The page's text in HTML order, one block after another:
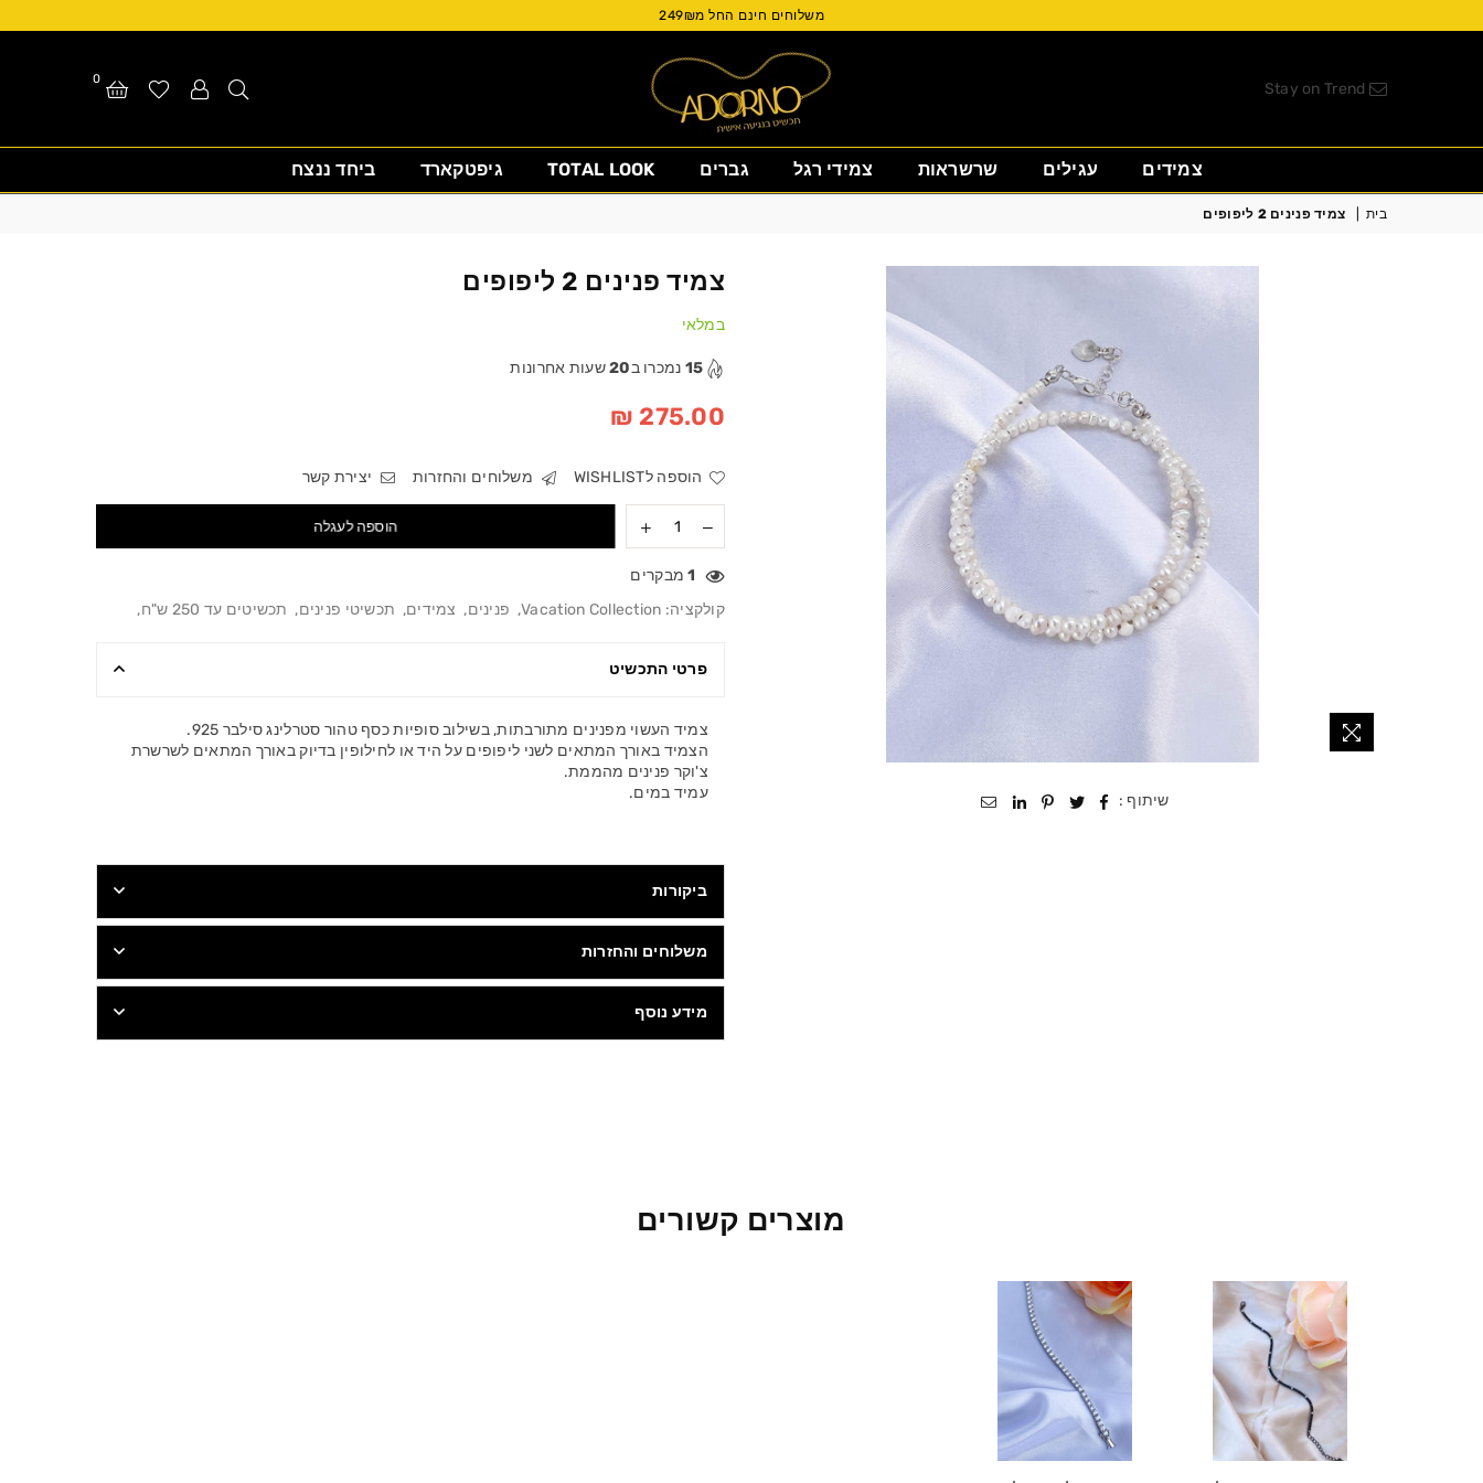
משלוחים חינם החל מ249₪
Adorno
Israel
0
צמידים עגילים שרשראות צמידי רגל גברים TOTAL LOOK גיפטקארד ביחד ננצח
בית צמיד פנינים 2 ליפופים
שיתוף :
צמיד פנינים 2 ליפופים
במלאי
15 נמכרו ב20שעות אחרונות
מחיר
275.00 ₪
הוספה לWISHLIST משלוחים והחזרות יצירת קשר
הוספה לעגלה
1מבקרים
קולקציה: Vacation Collection
, פנינים, צמידים, תכשיטי פנינים, תכשיטים עד 250 ש"ח ,
פרטי התכשיט
צמיד העשוי מפנינים מתורבתות, בשילוב סופיות כסף טהור סטרלינג סילבר 925.
הצמיד באורך המתאים לשני ליפופים על היד או לחילופין בדיוק באורך המתאים לשרשרת
צ'וקר פנינים מהממת.
עמיד במים.
ביקורות
משלוחים והחזרות
מידע נוסף
מוצרים קשורים